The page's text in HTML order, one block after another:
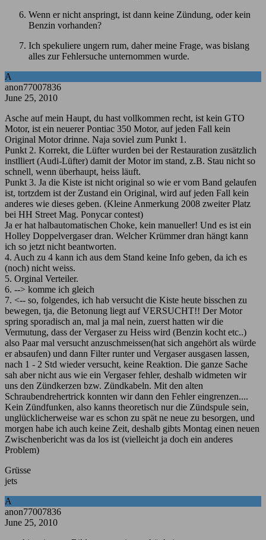
Wenn er nicht anspringt, ist dann keine Zündung, oder kein
Benzin vorhanden?
Ich spekuliere ungern rum, daher meine Frage, was bislang
alles zur Fehlersuche unternommen wurde.
A
anon77007836
June 25, 2010
Asche auf mein Haupt, du hast vollkommen recht, ist kein GTO
Motor, ist ein neuerer Pontiac 350 Motor, auf jeden Fall kein
Original Motor drinne. Naja soviel zum Punkt 1.
Punkt 2. Korrekt, die Lüfter wurden bei der Restauration zusätzlich
instlliert (Audi-Lüfter) damit der Motor im stand, z.B. Stau nicht so
schnell, wenn überhaupt, heiss läuft.
Punkt 3. Ja die Kiste ist nicht original so wie er vom Band gelaufen
ist, tortzdem ist der Zustand ein Original, wird auf jeden Fall kein
anderes wie dieses geben. (Kleine Anmerkung 2008 zweiter Platz
bei HH Street Mag. Ponycar contest)
Ja er hat halbautomatischen Choke, kein manueller! Und es ist ein
Holley Doppelvergaser dran. Welcher Krümmer dran hängt kann
ich so jetzt nicht beantworten.
4. Auch zu 4 kann ich aus dem Stand keine Info geben, da ich es
(noch) nicht weiss.
5. Orginal Verteiler.
6. --> komme ich gleich
7. <-- so, folgendes, ich hab versucht die Kiste heute bisschen zu
bewegen, tja, die Betonung liegt auf VERSUCHT!! Der Motor
spring sporadisch an, mal ja mal nein, zuerst hatten wir die
Vermutung, dass der Vergaser zu Heiss wird (Benzin kocht etc..)
also Paar mal versucht anzuschmeissen(hat sich angehört als würde
er absaufen) und dann Filter runter und Vergaser ausgasen lassen,
nach 1 - 2 Std wieder versucht, keine Reaktion. Die ganze Sache
sah aber nicht aus wie ein Vergaser fehler, deshalb widmeten wir
uns den Zündkerzen bzw. Zündkabeln. Mit den alten
Schraubendrehertrick konnten wir dann den Fehler eingrenzen....
Kein Zündfunken, also kanns theoretisch nur die Zündspule sein,
unglücklicherweise war es schon zu spät ne neue zu besorgen, und
morgen habe ich auch keine Zeit, deshalb gibts Montag einen neuen
Zwischenbericht was da los ist (vielleicht ja doch ein anderes
Problem)
Grüsse
jets
A
anon77007836
June 25, 2010